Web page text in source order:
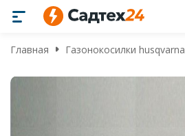
Главная Газонокосилки husqvarna